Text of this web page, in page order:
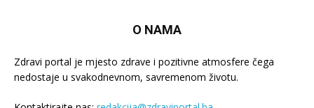
O NAMA
Zdravi portal je mjesto zdrave i pozitivne atmosfere čega
nedostaje u svakodnevnom, savremenom životu.